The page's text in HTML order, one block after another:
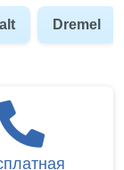
Dremel